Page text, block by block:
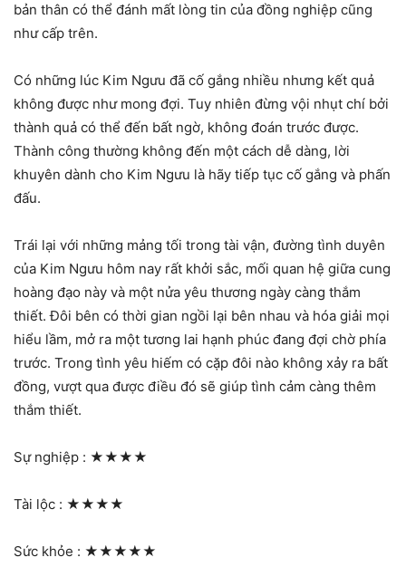
bản thân có thể đánh mất lòng tin của đồng nghiệp cũng
như cấp trên.
Có những lúc Kim Ngưu đã cố gắng nhiều nhưng kết quả
không được như mong đợi. Tuy nhiên đừng vội nhụt chí bởi
thành quả có thể đến bất ngờ, không đoán trước được.
Thành công thường không đến một cách dễ dàng, lời
khuyên dành cho Kim Ngưu là hãy tiếp tục cố gắng và phấn
đấu.
Trái lại với những mảng tối trong tài vận, đường tình duyên
của Kim Ngưu hôm nay rất khởi sắc, mối quan hệ giữa cung
hoàng đạo này và một nửa yêu thương ngày càng thắm
thiết. Đôi bên có thời gian ngồi lại bên nhau và hóa giải mọi
hiểu lầm, mở ra một tương lai hạnh phúc đang đợi chờ phía
trước. Trong tình yêu hiếm có cặp đôi nào không xảy ra bất
đồng, vượt qua được điều đó sẽ giúp tình cảm càng thêm
thắm thiết.
Sự nghiệp : ★★★★
Tài lộc : ★★★★
Sức khỏe : ★★★★★